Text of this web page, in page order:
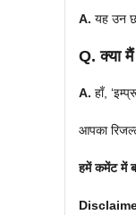
A. यह उन
Q. क्या
A. हाँ,
आपका
हमें कमेंट में